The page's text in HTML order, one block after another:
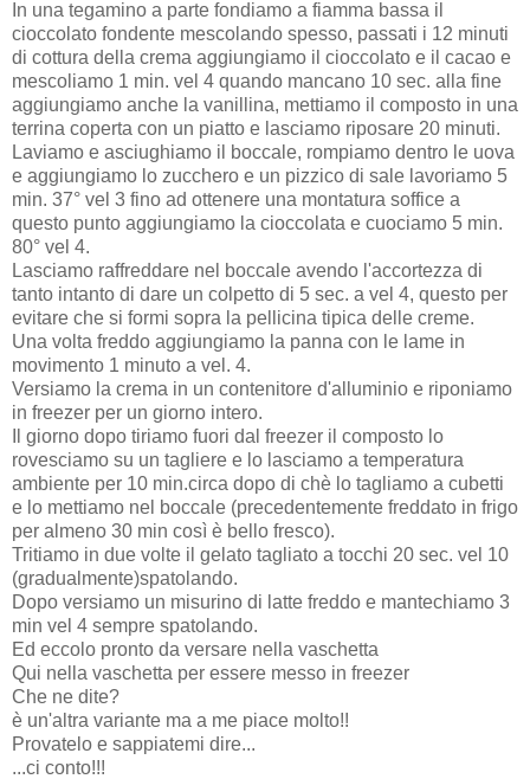
In una tegamino a parte fondiamo a fiamma bassa il
cioccolato fondente mescolando spesso, passati i 12 minuti
di cottura della crema aggiungiamo il cioccolato e il cacao e
mescoliamo 1 min. vel 4 quando mancano 10 sec. alla fine
aggiungiamo anche la vanillina, mettiamo il composto in una
terrina coperta con un piatto e lasciamo riposare 20 minuti.
Laviamo e asciughiamo il boccale, rompiamo dentro le uova
e aggiungiamo lo zucchero e un pizzico di sale lavoriamo 5
min. 37° vel 3 fino ad ottenere una montatura soffice a
questo punto aggiungiamo la cioccolata e cuociamo 5 min.
80° vel 4.
Lasciamo raffreddare nel boccale avendo l'accortezza di
tanto intanto di dare un colpetto di 5 sec. a vel 4, questo per
evitare che si formi sopra la pellicina tipica delle creme.
Una volta freddo aggiungiamo la panna con le lame in
movimento 1 minuto a vel. 4.
Versiamo la crema in un contenitore d'alluminio e riponiamo
in freezer per un giorno intero.
Il giorno dopo tiriamo fuori dal freezer il composto lo
rovesciamo su un tagliere e lo lasciamo a temperatura
ambiente per 10 min.circa dopo di chè lo tagliamo a cubetti
e lo mettiamo nel boccale (precedentemente freddato in frigo
per almeno 30 min così è bello fresco).
Tritiamo in due volte il gelato tagliato a tocchi 20 sec. vel 10
(gradualmente)spatolando.
Dopo versiamo un misurino di latte freddo e mantechiamo 3
min vel 4 sempre spatolando.
Ed eccolo pronto da versare nella vaschetta
Qui nella vaschetta per essere messo in freezer
Che ne dite?
è un'altra variante ma a me piace molto!!
Provatelo e sappiatemi dire...
...ci conto!!!